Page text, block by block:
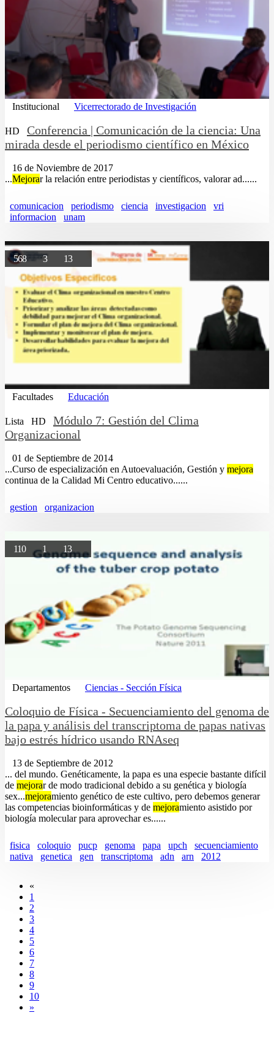
Institucional Vicerrectorado de Investigación
HD
Conferencia | Comunicación de la ciencia: Una
mirada desde el periodismo científico en México
16 de Noviembre de 2017
...Mejorar la relación entre periodistas y científicos, valorar ad......
comunicacion periodismo ciencia investigacion
vri
informacion
unam
568 3 13
Facultades Educación
Lista HD
Módulo 7: Gestión del Clima
Organizacional
01 de Septiembre de 2014
...Curso de especialización en Autoevaluación, Gestión y mejora
continua de la Calidad Mi Centro educativo......
gestion organizacion
110 1 13
Departamentos Ciencias - Sección Física
Coloquio de Física - Secuenciamiento del genoma de
la papa y análisis del transcriptoma de papas nativas
bajo estrés hídrico usando RNAseq
13 de Septiembre de 2012
... del mundo. Genéticamente, la papa es una especie bastante difícil
de mejorar de modo tradicional debido a su genética y biología
sex...mejoramiento genético de este cultivo, pero debemos generar
las competencias bioinformáticas y de mejoramiento asistido por
biología molecular para aprovechar es......
fisica coloquio pucp genoma papa upch
secuenciamiento
nativa
genetica gen transcriptoma adn arn 2012
«
1
2
3
4
5
6
7
8
9
10
»